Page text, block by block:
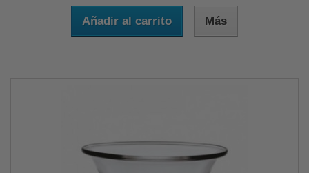
Añadir al carrito Más